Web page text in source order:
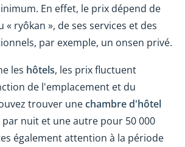
En effet, le prix dépend de
ryôkan », de ses services et des
par exemple, un onsen privé.
les hôtels, les prix fluctuent
de l'emplacement et du
trouver unechambre d'hôtel
par nuit et une autre pour 50 000
également attention à la période